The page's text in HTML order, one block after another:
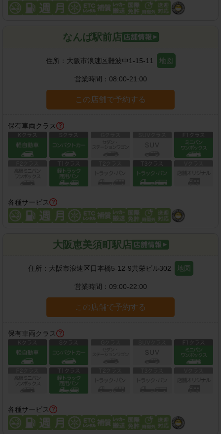
なんば駅前店
住所： 大阪市浪速区難波中1-15-11 地図
営業時間： 08:00-21:00
この店舗で予約する
保有車両クラス
各種サービス
大阪恵美須町駅店
住所： 大阪市浪速区日本橋5-12-9共栄ビル302 地図
営業時間： 09:00-22:00
この店舗で予約する
保有車両クラス
各種サービス